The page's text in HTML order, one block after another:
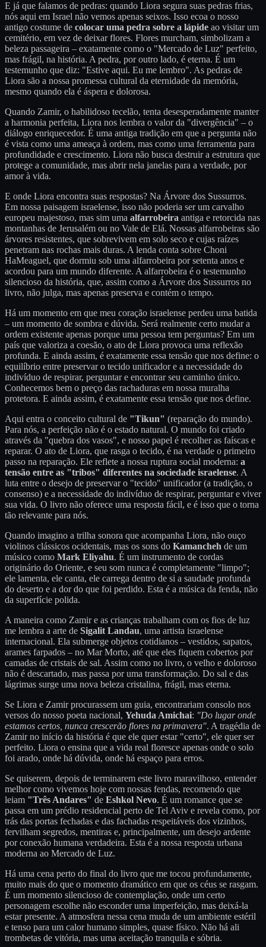
E já que falamos de pedras: quando Liora segura suas pedras frias,
nós aqui em Israel não vemos apenas seixos. Isso ecoa o nosso
antigo costume de colocar uma pedra sobre a lápide ao visitar um
cemitério, em vez de deixar flores. Flores murcham, simbolizam a
beleza passageira – exatamente como o "Mercado de Luz" perfeito,
mas frágil, na história. A pedra, por outro lado, é eterna. É um
testemunho que diz: "Estive aqui. Eu me lembro". As pedras de
Liora são a nossa promessa cultural da eternidade da memória,
mesmo quando ela é áspera e dolorosa.
Quando Zamir, o habilidoso tecelão, tenta desesperadamente manter
a harmonia perfeita, Liora nos lembra o valor da "divergência" – o
diálogo enriquecedor. É uma antiga tradição em que a pergunta não
é vista como uma ameaça à ordem, mas como uma ferramenta para
profundidade e crescimento. Liora não busca destruir a estrutura que
protege a comunidade, mas abrir nela janelas para a verdade, por
amor à vida.
E onde Liora encontra suas respostas? Na Árvore dos Sussurros.
Em nossa paisagem israelense, isso não poderia ser um carvalho
europeu majestoso, mas sim uma alfarrobeira antiga e retorcida nas
montanhas de Jerusalém ou no Vale de Elá. Nossas alfarrobeiras são
árvores resistentes, que sobrevivem em solo seco e cujas raízes
penetram nas rochas mais duras. A lenda conta sobre Choni
HaMeaguel, que dormiu sob uma alfarrobeira por setenta anos e
acordou para um mundo diferente. A alfarrobeira é o testemunho
silencioso da história, que, assim como a Árvore dos Sussurros no
livro, não julga, mas apenas preserva e contém o tempo.
Há um momento em que meu coração israelense perdeu uma batida
– um momento de sombra e dúvida. Será realmente certo mudar a
ordem existente apenas porque uma pessoa tem perguntas? Em um
país que valoriza a coesão, o ato de Liora provoca uma reflexão
profunda. E ainda assim, é exatamente essa tensão que nos define: o
equilíbrio entre preservar o tecido unificador e a necessidade do
indivíduo de respirar, perguntar e encontrar seu caminho único.
Conhecemos bem o preço das rachaduras em nossa muralha
protetora. E ainda assim, é exatamente essa tensão que nos define.
Aqui entra o conceito cultural de "Tikun" (reparação do mundo).
Para nós, a perfeição não é o estado natural. O mundo foi criado
através da "quebra dos vasos", e nosso papel é recolher as faíscas e
reparar. O ato de Liora, que rasga o tecido, é na verdade o primeiro
passo na reparação. Ele reflete a nossa ruptura social moderna: a
tensão entre as "tribos" diferentes na sociedade israelense. A
luta entre o desejo de preservar o "tecido" unificador (a tradição, o
consenso) e a necessidade do indivíduo de respirar, perguntar e viver
sua vida. O livro não oferece uma resposta fácil, e é isso que o torna
tão relevante para nós.
Quando imagino a trilha sonora que acompanha Liora, não ouço
violinos clássicos ocidentais, mas os sons do Kamancheh de um
músico como Mark Eliyahu. É um instrumento de cordas
originário do Oriente, e seu som nunca é completamente "limpo";
ele lamenta, ele canta, ele carrega dentro de si a saudade profunda
do deserto e a dor do que foi perdido. Esta é a música da fenda, não
da superfície polida.
A maneira como Zamir e as crianças trabalham com os fios de luz
me lembra a arte de Sigalit Landau, uma artista israelense
internacional. Ela submerge objetos cotidianos – vestidos, sapatos,
arames farpados – no Mar Morto, até que eles fiquem cobertos por
camadas de cristais de sal. Assim como no livro, o velho e doloroso
não é descartado, mas passa por uma transformação. Do sal e das
lágrimas surge uma nova beleza cristalina, frágil, mas eterna.
Se Liora e Zamir procurassem um guia, encontrariam consolo nos
versos do nosso poeta nacional, Yehuda Amichai: "Do lugar onde
estamos certos, nunca crescerão flores na primavera". A tragédia de
Zamir no início da história é que ele quer estar "certo", ele quer ser
perfeito. Liora o ensina que a vida real floresce apenas onde o solo
foi arado, onde há dúvida, onde há espaço para erros.
Se quiserem, depois de terminarem este livro maravilhoso, entender
melhor como vivemos hoje com nossas fendas, recomendo que
leiam "Três Andares" de Eshkol Nevo. É um romance que se
passa em um prédio residencial perto de Tel Aviv e revela como, por
trás das portas fechadas e das fachadas respeitáveis dos vizinhos,
fervilham segredos, mentiras e, principalmente, um desejo ardente
por conexão humana verdadeira. Esta é a nossa resposta urbana
moderna ao Mercado de Luz.
Há uma cena perto do final do livro que me tocou profundamente,
muito mais do que o momento dramático em que os céus se rasgam.
É um momento silencioso de contemplação, onde um certo
personagem escolhe não esconder uma imperfeição, mas deixá-la
estar presente. A atmosfera nessa cena muda de um ambiente estéril
e tenso para um calor humano simples, quase físico. Não há ali
trombetas de vitória, mas uma aceitação tranquila e sóbria.